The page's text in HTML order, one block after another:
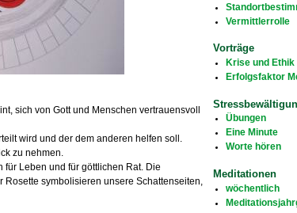
sich von Gott und Menschen vertrauensvoll
wird und der dem anderen helfen soll.
zu nehmen.
für Leben und für göttlichen Rat. Die
symbolisieren unsere Schattenseiten,
Vermittlerrolle
Vorträge
Krise und Ethik
Erfolgsfaktor
Übungen
Eine Minute
Worte hören
Meditationen
wöchentlich